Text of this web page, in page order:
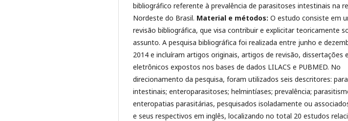
bibliográfico referente à prevalência de parasitoses intestinais na
Nordeste do Brasil. Material e métodos: O estudo consiste em
revisão bibliográfica, que visa contribuir e explicitar teoricamente
assunto. A pesquisa bibliográfica foi realizada entre junho e
2014 e incluíram artigos originais, artigos de revisão, dissertações
eletrônicos expostos nos bases de dados LILACS e PUBMED. No
direcionamento da pesquisa, foram utilizados seis descritores:
intestinais; enteroparasitoses; helmintíases; prevalência;
enteropatias parasitárias, pesquisados isoladamente ou
e seus respectivos em inglês, localizando no total 20 estudos